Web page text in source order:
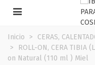
Inicio >
CERAS,
>
ROLL-ON, CERA TIBIA
on Natural (110 ml ) Miel